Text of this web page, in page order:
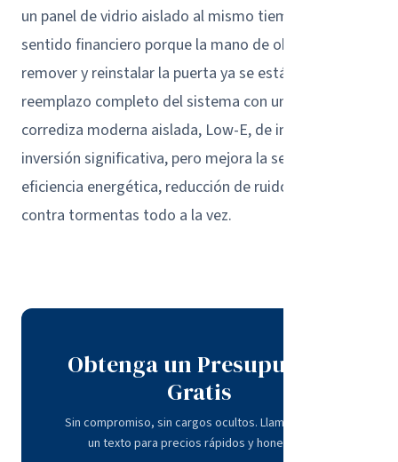
un panel de vidrio aislado al mismo tiempo tiene
sentido financiero porque la mano de obra para
remover y reinstalar la puerta ya se está haciendo. Un
reemplazo completo del sistema con una puerta
corrediza moderna aislada, Low-E, de impacto es una
inversión significativa, pero mejora la seguridad,
eficiencia energética, reducción de ruido y protección
contra tormentas todo a la vez.
Obtenga un Presupuesto
Gratis
Sin compromiso, sin cargos ocultos. Llame o envíe
un texto para precios rápidos y honestos.